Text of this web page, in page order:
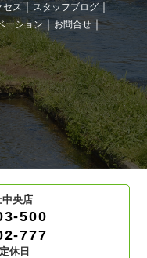
セス
スタッフブログ
ーション
お問合せ
中央店
500
777
休日